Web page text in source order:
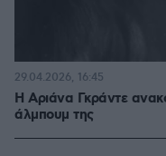
Η Αριάνα Γκράντε
άλμπουμ της
29.04.2026, 16:45